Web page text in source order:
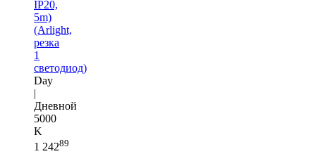
IP20,
5m)
(Arlight,
резка
1
светодиод)
Day
|
Дневной
5000
K
1 24289